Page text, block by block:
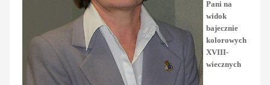
Pani na
widok
bajecznie
kolorowych
XVIII-
wiecznych